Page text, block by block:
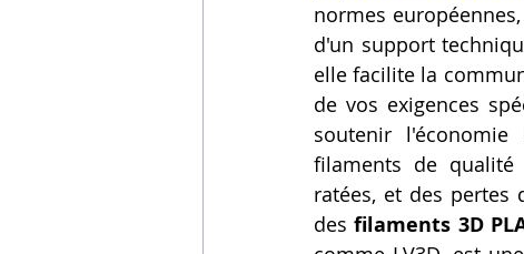
normes
d'un support
elle facilite la
de vos exigences
soutenir
filaments de qualité
ratées, et des pertes
des filaments 3D